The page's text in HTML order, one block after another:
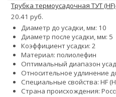
Трубка термоусадочная ТУТ
20.41 руб.
Диаметр до усадки, мм: 10
Диаметр после усадки, мм: 5
Коэффициент усадки: 2
Материал: полиолефин
Оптимальный диапазон
Относительное удлинение
Специальные свойства: HF
Страна происхождения: